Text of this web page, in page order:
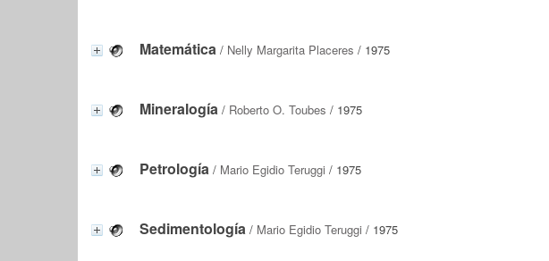
Matemática / Nelly Margarita Placeres / 1975
Mineralogía / Roberto O. Toubes / 1975
Petrología / Mario Egidio Teruggi / 1975
Sedimentología / Mario Egidio Teruggi / 1975